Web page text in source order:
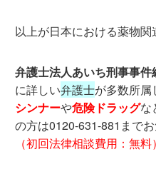
以上が日本における薬物関
弁護士法人あいち刑事事
に詳しい弁護士が多数所属
シンナーや危険ドラッグな
の方は0120-631-881までお
（初回法律相談費用：無料）